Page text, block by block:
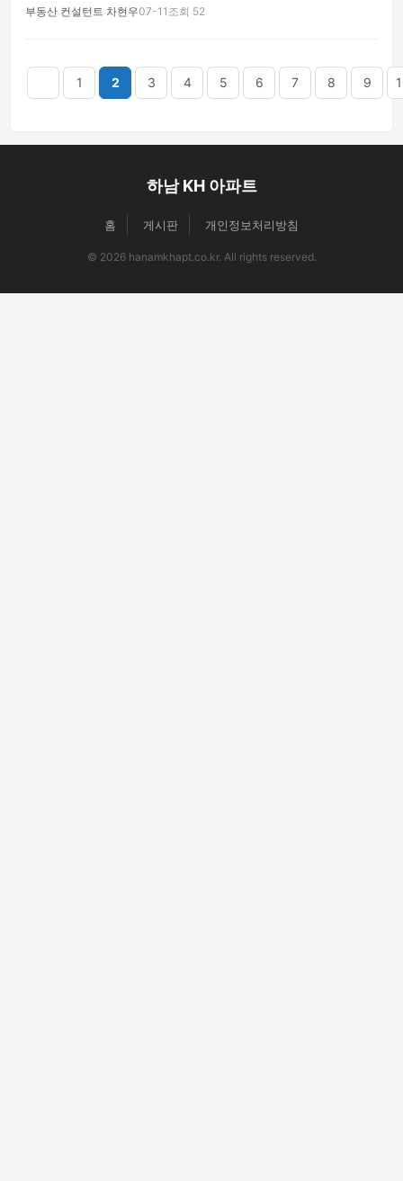
부동산 컨설턴트 차현우07-11 조회 52
1 2 3 4 5 6 7 8 9
하남 KH 아파트
홈 게시판 개인정보처리방침
© 2026 hanamkhapt.co.kr. All rights reserved.